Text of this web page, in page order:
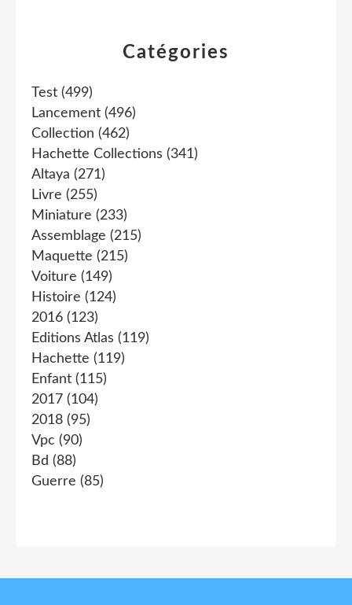
Catégories
Test (499)
Lancement (496)
Collection (462)
Hachette Collections (341)
Altaya (271)
Livre (255)
Miniature (233)
Assemblage (215)
Maquette (215)
Voiture (149)
Histoire (124)
2016 (123)
Editions Atlas (119)
Hachette (119)
Enfant (115)
2017 (104)
2018 (95)
Vpc (90)
Bd (88)
Guerre (85)